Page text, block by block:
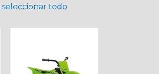
seleccionar todo